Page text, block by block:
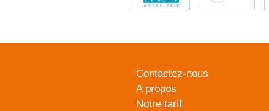
Contactez-nous
A propos
Notre tarif